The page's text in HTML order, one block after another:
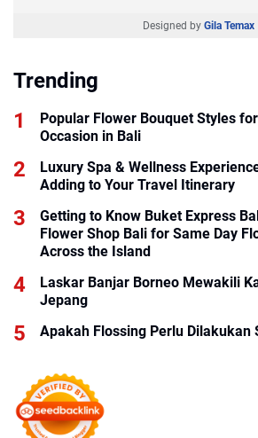
Designed by Gila Temax
Trending
Popular Flower Bouquet Styles
Occasion in Bali
Luxury Spa & Wellness
Adding to Your Travel Itinerary
Getting to Know Buket Express
Flower Shop Bali for Same Day
Across the Island
Laskar Banjar Borneo Mewakili
Jepang
Apakah Flossing Perlu Dilakukan